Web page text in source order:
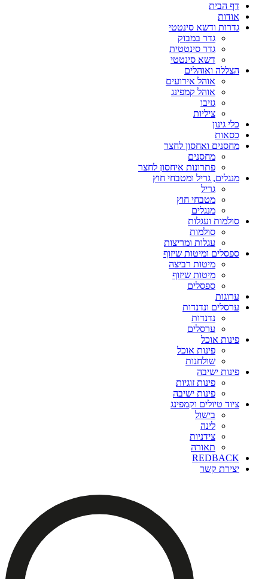
דף הבית
אודות
גדרות ודשא סינטטי
גדר במבוק
גדר סינטטית
דשא סינטטי
הצללה ואוהלים
אוהל אירועים
אוהל קמפינג
גזיבו
ציליות
כלי גינון
כסאות
מחסנים ואחסון לחצר
מחסנים
פתרונות איחסון לחצר
מנגלים, גריל ומטבחי חוץ
גריל
מטבחי חוץ
מנגלים
סולמות ועגלות
סולמות
עגלות ומריצות
ספסלים ומיטות שיזוף
מיטות רביצה
מיטות שיזוף
ספסלים
ערוגות
ערסלים ונדנדות
נדנדות
ערסלים
פינות אוכל
פינות אוכל
שולחנות
פינות ישיבה
פינות זוגיות
פינות ישיבה
ציוד טיולים וקמפינג
בישול
לינה
צידניות
תאורה
REDBACK
יצירת קשר